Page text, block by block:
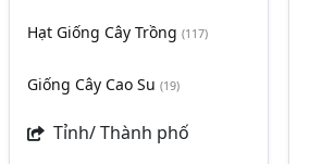
Hạt Giống Cây Trồng (117)
Giống Cây Cao Su (19)
Tỉnh/ Thành phố